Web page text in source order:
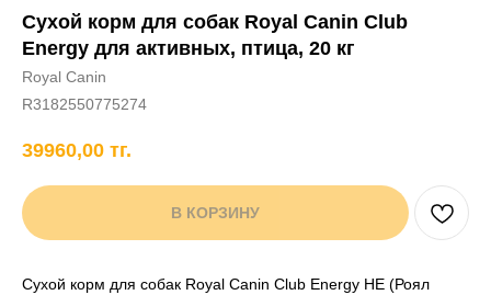
Хорькам
+7 706 407 30 81
Написать в WhatsApp
Сухой корм для собак Royal Canin Club
Energy для активных, птица, 20 кг
Royal Canin
R3182550775274
39960,00 тг.
В КОРЗИНУ
Сухой корм для собак Royal Canin Club Energy HE (Роял